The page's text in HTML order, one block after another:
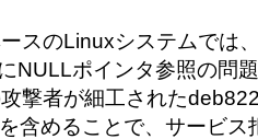
スのLinuxシステムでは
NULLポインタ参照の問
撃者が細工された
含めることで、サービス